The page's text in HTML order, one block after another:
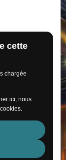
cette
chargée
ici, nous